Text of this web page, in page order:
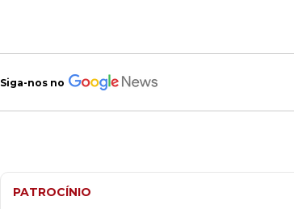
Siga-nos no
PATROCÍNIO